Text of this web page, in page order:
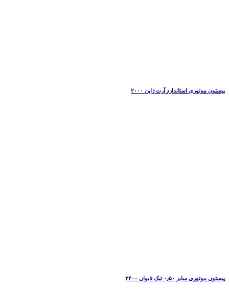
پیستون موتوری استاندارد آرت ژاپن ۲۰۰۰
پیستون موتوری سایز ۰٫۵۰ تیک تایوان ۲۴۰۰